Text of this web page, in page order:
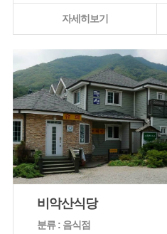
자세히보기
비악산식당
분류 : 음식점